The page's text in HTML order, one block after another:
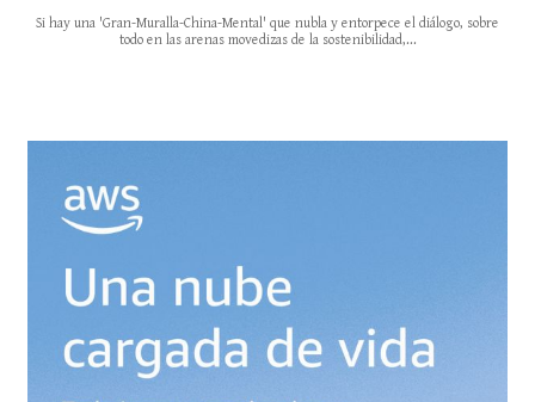
Si hay una 'Gran-Muralla-China-Mental' que nubla y entorpece el diálogo, sobre
todo en las arenas movedizas de la sostenibilidad,...